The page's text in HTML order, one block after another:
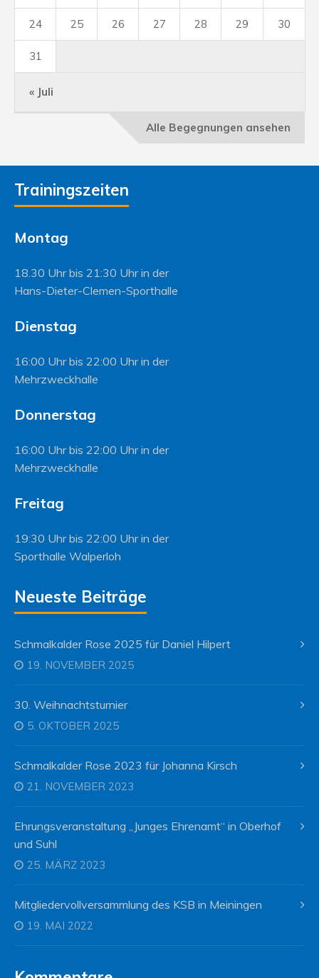
« Juli
24 25 26 27 28 29 30
31
Alle Begegnungen ansehen
Trainingszeiten
Montag
18.30 Uhr bis 21:30 Uhr in der
Hans-Dieter-Clemen-Sporthalle
Dienstag
16:00 Uhr bis 22:00 Uhr in der
Mehrzweckhalle
Donnerstag
16:00 Uhr bis 22:00 Uhr in der
Mehrzweckhalle
Freitag
19:30 Uhr bis 22:00 Uhr in der
Sporthalle Walperloh
Neueste Beiträge
Schmalkalder Rose 2025 für Daniel Hilpert
19. NOVEMBER 2025
30. Weihnachtsturnier
5. OKTOBER 2025
Schmalkalder Rose 2023 für Johanna Kirsch
21. NOVEMBER 2023
Ehrungsveranstaltung „Junges Ehrenamt“ in Oberhof
und Suhl
25. MÄRZ 2023
Mitgliedervollversammlung des KSB in Meiningen
19. MAI 2022